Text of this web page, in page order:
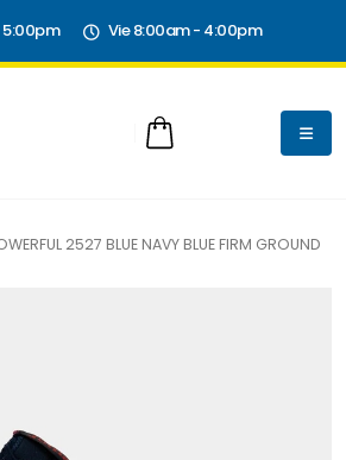
5:00pm Vie 8:00am - 4:00pm
2527 BLUE NAVY BLUE FIRM GROUND